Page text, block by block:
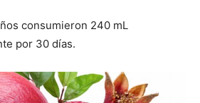
consumieron 240 mL
por 30 días.